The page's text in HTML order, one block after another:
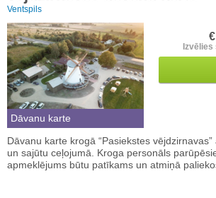
Ventspils
Dāvanu karte
Izvēlies
Dāvanu karte krogā “Pasiekstes
un sajūtu ceļojumā. Kroga personāls
apmeklējums būtu patīkams un atmiņā